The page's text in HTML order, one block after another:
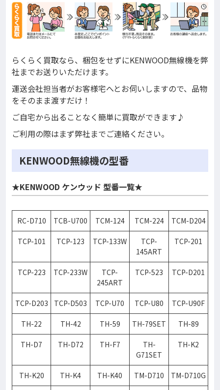
らくらく買取なら、梱包をせずにKENWOOD無線機を弊
社までお送りいただけます。
運送会社担当者がお客様宅へとお伺いしますので、品物
をそのまま渡すだけ！
ご自宅から出ることなく簡単に買取ができます♪
ご利用の際はまず弊社までご連絡ください。
KENWOOD無線機の型番
★KENWOOD ケンウッド 型番一覧★
RC-D710 TCB-U700 TCM-124 TCM-224 TCM-D204
TCP-101 TCP-123 TCP-133W
TCP-
145ART
TCP-201
TCP-223 TCP-233W
TCP-
245ART
TCP-523 TCP-D201
TCP-D203 TCP-D503 TCP-U70 TCP-U80 TCP-U90F
TH-22 TH-42 TH-59 TH-79SET TH-89
TH-D7 TH-D72 TH-F7
TH-
G71SET
TH-K2
TH-K20 TH-K4 TH-K40 TM-D710 TM-D710G